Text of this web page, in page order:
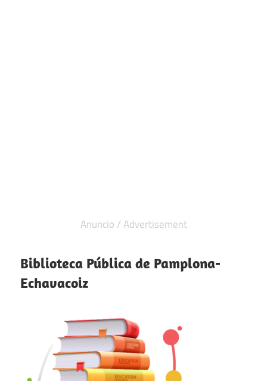
Biblioteca Pública de Pamplona-
Echavacoiz